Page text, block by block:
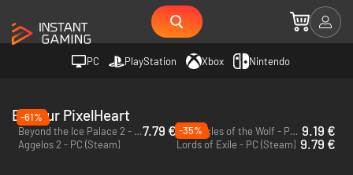
PC PlayStation Xbox Nintendo
Editeur PixelHeart
-61%
Beyond the Ice Palace 2 - PC (Steam)7.79 € Chronicles of the Wolf - PC (Steam) 9.19 €
Aggelos 2 - PC (Steam)
-35%
Lords of Exile - PC (Steam) 9.79 €